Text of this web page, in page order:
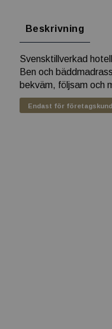
Beskrivning
Svensktillverkad
Ben och
bekväm, följsam och
Endast för